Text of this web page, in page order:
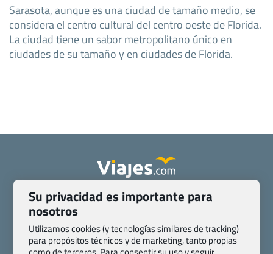
Sarasota, aunque es una ciudad de tamaño medio, se
considera el centro cultural del centro oeste de Florida.
La ciudad tiene un sabor metropolitano único en
ciudades de su tamaño y en ciudades de Florida.
Quienes somos
Contacto
Pasaporte, Visado, Salud y otras disposiciones específicas
Blog de Viajes.com
Registro de agencias
Preguntas frecuentes
Condiciones generales
Su privacidad es importante para
nosotros
Utilizamos cookies (y tecnologías similares de tracking)
para propósitos técnicos y de marketing, tanto propias